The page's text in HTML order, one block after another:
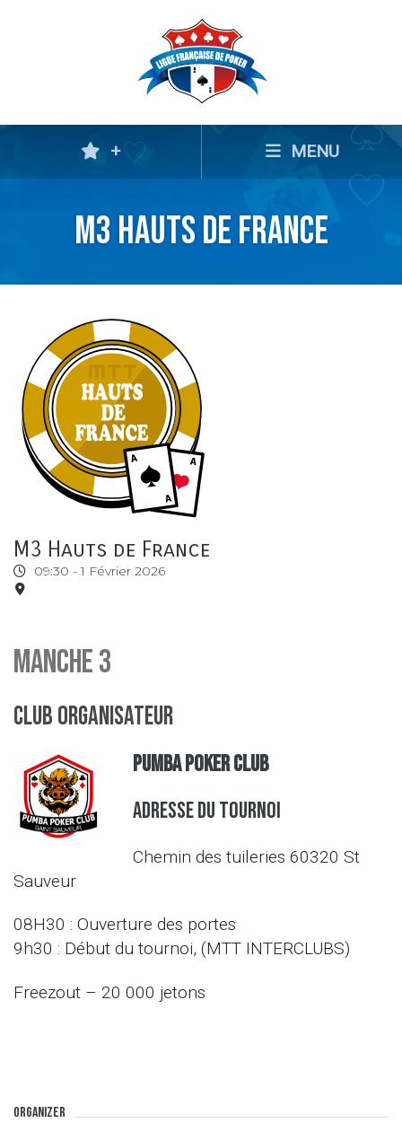
+ MENU
M3 Hauts de France
M3 Hauts de France
09:30 -1 Février 2026
Manche 3
Club organisateur
Pumba Poker Club
Adresse du tournoi
Chemin des tuileries 60320 St
Sauveur
08H30 : Ouverture des portes
9h30 : Début du tournoi, (MTT INTERCLUBS)
Freezout – 20 000 jetons
Organizer